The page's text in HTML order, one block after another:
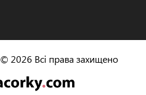
© 2026 Всі права захищено